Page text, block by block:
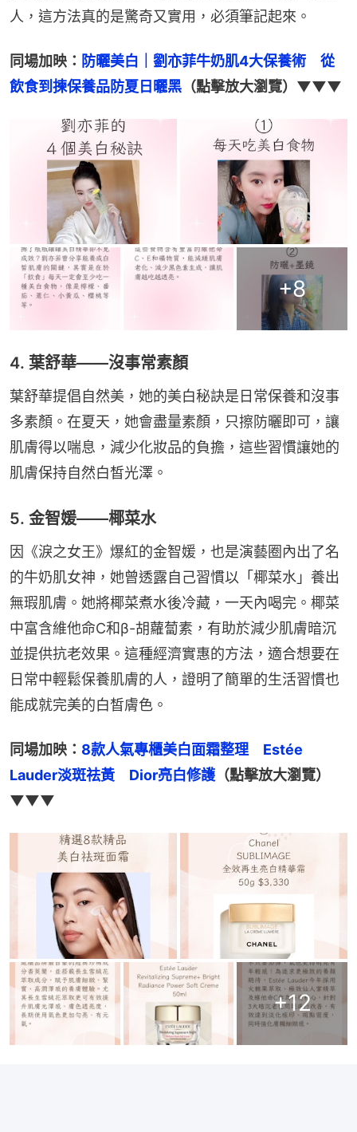
人，這方法真的是驚奇又實用，必須筆記起來。
同場加映： 防曬美白｜劉亦菲牛奶肌4大保養術　從
飲食到揀保養品防夏日曬黑 （點擊放大瀏覽）▼▼▼
+8
4. 葉舒華——沒事常素顏
葉舒華提倡自然美，她的美白秘訣是日常保養和沒事
多素顏。在夏天，她會盡量素顏，只擦防曬即可，讓
肌膚得以喘息，減少化妝品的負擔，這些習慣讓她的
肌膚保持自然白皙光澤。
5. 金智媛——椰菜水
因《淚之女王》爆紅的金智媛，也是演藝圈內出了名
的牛奶肌女神，她曾透露自己習慣以「椰菜水」養出
無瑕肌膚。她將椰菜煮水後冷藏，一天內喝完。椰菜
中富含維他命C和β-胡蘿蔔素，有助於減少肌膚暗沉
並提供抗老效果。這種經濟實惠的方法，適合想要在
日常中輕鬆保養肌膚的人，證明了簡單的生活習慣也
能成就完美的白皙膚色。
同場加映： 8款人氣專櫃美白面霜整理　Estée
Lauder淡斑祛黃　Dior亮白修護（點擊放大瀏覽）
▼▼▼
+12